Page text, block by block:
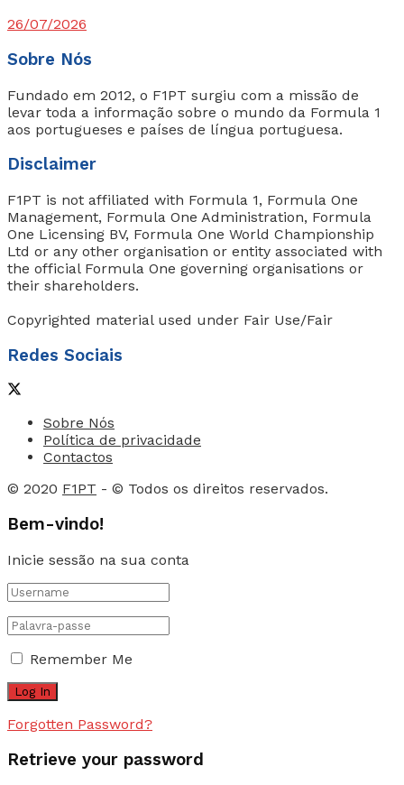
26/07/2026
Sobre Nós
Fundado em 2012, o F1PT surgiu com a missão de
levar toda a informação sobre o mundo da Formula 1
aos portugueses e países de língua portuguesa.
Disclaimer
F1PT is not affiliated with Formula 1, Formula One
Management, Formula One Administration, Formula
One Licensing BV, Formula One World Championship
Ltd or any other organisation or entity associated with
the official Formula One governing organisations or
their shareholders.
Copyrighted material used under Fair Use/Fair
Redes Sociais
Sobre Nós
Política de privacidade
Contactos
© 2020 F1PT - © Todos os direitos reservados.
Bem-vindo!
Inicie sessão na sua conta
Remember Me
Forgotten Password?
Retrieve your password